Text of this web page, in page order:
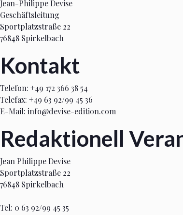
Jean-Philippe Devise
Geschäftsleitung
Sportplatzstraße 22
76848 Spirkelbach
Kontakt
Telefon: +49 172 366 38 54
Telefax: +49 63 92/99 45 36
E-Mail: info@devise-edition.com
Redaktionell
Jean Philippe Devise
Sportplatzstraße 22
76848 Spirkelbach
Tel: 0 63 92/99 45 35